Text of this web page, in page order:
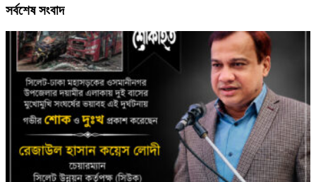
সর্বশেষ সংবাদ